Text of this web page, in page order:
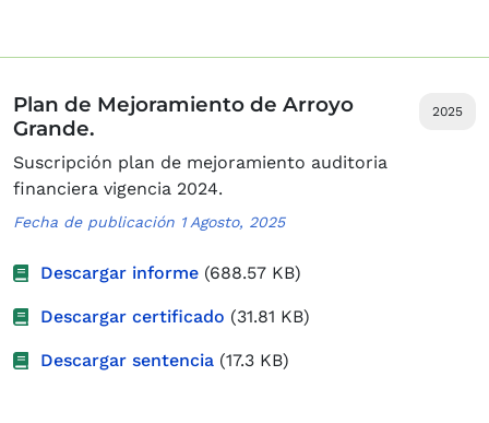
2025
Plan de Mejoramiento de Arroyo
Grande.
Suscripción plan de mejoramiento auditoria
financiera vigencia 2024.
Fecha de publicación 1 Agosto, 2025
Descargar informe (688.57 KB)
Descargar certificado (31.81 KB)
Descargar sentencia (17.3 KB)